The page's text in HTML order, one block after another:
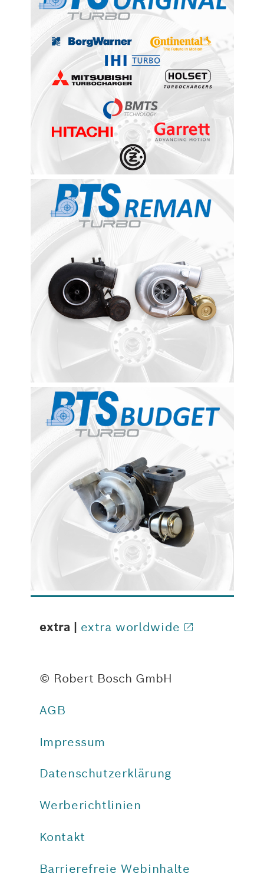
extra | extra worldwide
© Robert Bosch GmbH
AGB
Impressum
Datenschutzerklärung
Werberichtlinien
Kontakt
Barrierefreie Webinhalte